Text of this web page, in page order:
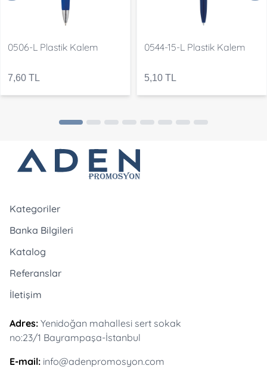
0506-L Plastik Kalem
7,60 TL
0544-15-L Plastik Kalem
5,10 TL
Kategoriler
Banka Bilgileri
Katalog
Referanslar
İletişim
Adres: Yenidoğan mahallesi sert sokak
no:23/1 Bayrampaşa-İstanbul
E-mail: info@adenpromosyon.com